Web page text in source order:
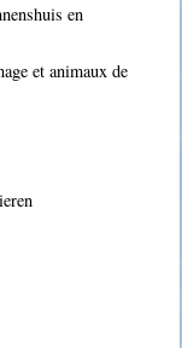
en
et animaux de